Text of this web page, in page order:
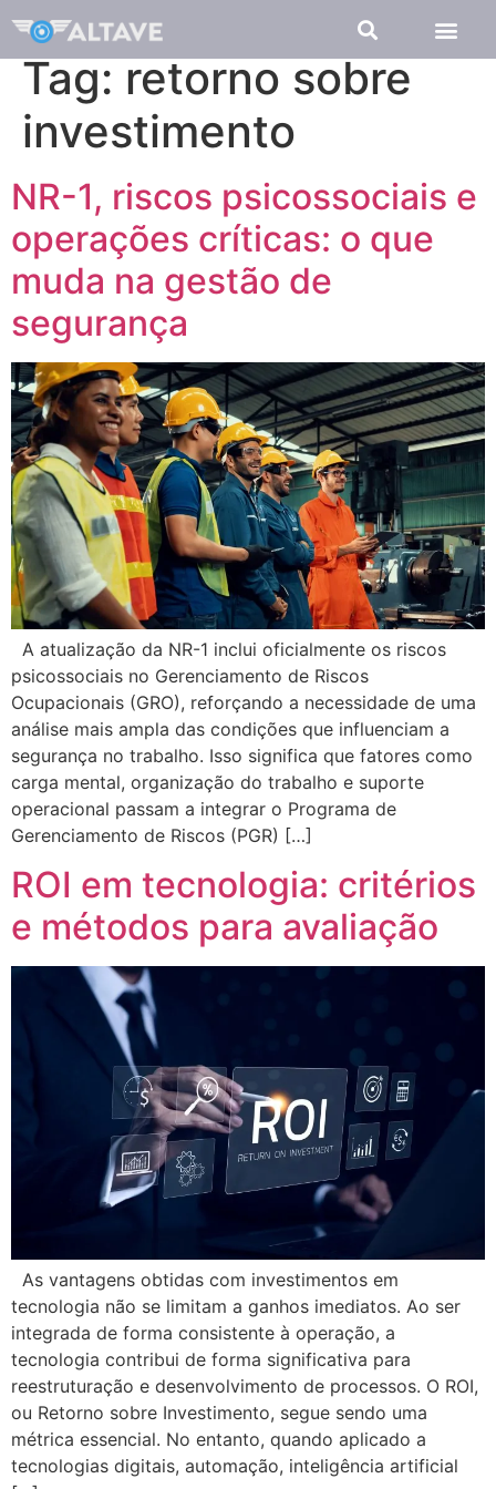
Tag: retorno sobre
investimento
NR-1, riscos psicossociais e
operações críticas: o que
muda na gestão de
segurança
A atualização da NR-1 inclui oficialmente os riscos
psicossociais no Gerenciamento de Riscos
Ocupacionais (GRO), reforçando a necessidade de uma
análise mais ampla das condições que influenciam a
segurança no trabalho. Isso significa que fatores como
carga mental, organização do trabalho e suporte
operacional passam a integrar o Programa de
Gerenciamento de Riscos (PGR) […]
ROI em tecnologia: critérios
e métodos para avaliação
As vantagens obtidas com investimentos em
tecnologia não se limitam a ganhos imediatos. Ao ser
integrada de forma consistente à operação, a
tecnologia contribui de forma significativa para
reestruturação e desenvolvimento de processos. O ROI,
ou Retorno sobre Investimento, segue sendo uma
métrica essencial. No entanto, quando aplicado a
tecnologias digitais, automação, inteligência artificial